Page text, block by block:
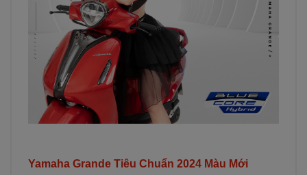
Yamaha Grande Tiêu Chuẩn 2024 Màu Mới